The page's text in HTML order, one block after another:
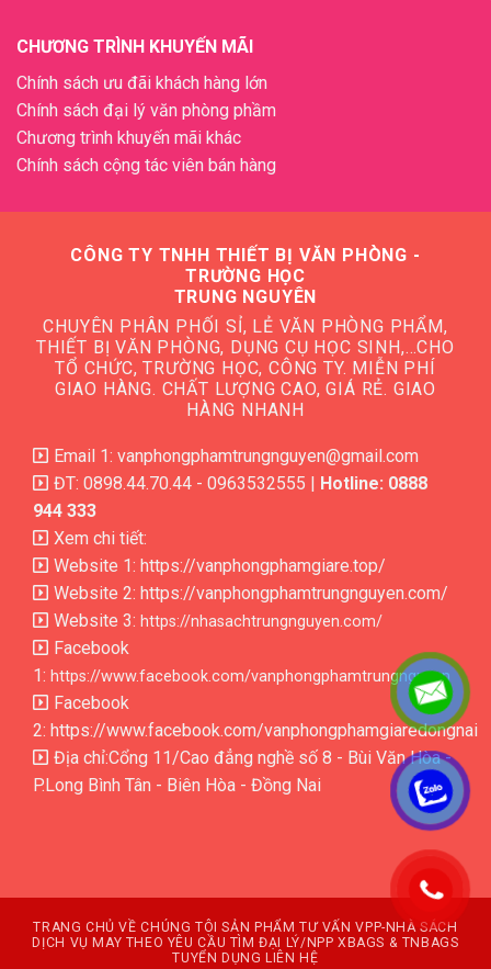
CHƯƠNG TRÌNH KHUYẾN MÃI
Chính sách ưu đãi khách hàng lớn
Chính sách đại lý văn phòng phầm
Chương trình khuyến mãi khác
Chính sách cộng tác viên bán hàng
CÔNG TY TNHH THIẾT BỊ VĂN PHÒNG -
TRƯỜNG HỌC
TRUNG NGUYÊN
CHUYÊN PHÂN PHỐI SỈ, LẺ VĂN PHÒNG PHẨM,
THIẾT BỊ VĂN PHÒNG, DỤNG CỤ HỌC SINH,…CHO
TỔ CHỨC, TRƯỜNG HỌC, CÔNG TY. MIỄN PHÍ
GIAO HÀNG. CHẤT LƯỢNG CAO, GIÁ RẺ. GIAO
HÀNG NHANH
Email 1: vanphongphamtrungnguyen@gmail.com
ĐT: 0898.44.70.44 - 0963532555 |
Hotline: 0888
944 333
Xem chi tiết:
Website 1: https://vanphongphamgiare.top/
Website 2: https://vanphongphamtrungnguyen.com/
Website 3: https://nhasachtrungnguyen.com/
Facebook
1: https://www.facebook.com/vanphongphamtrungnguyen
Facebook
2: https://www.facebook.com/vanphongphamgiaredongnai
Địa chỉ:Cổng 11/Cao đẳng nghề số 8 - Bùi Văn Hòa -
P.Long Bình Tân - Biên Hòa - Đồng Nai
TRANG CHỦ VỀ CHÚNG TÔI SẢN PHẨM TƯ VẤN VPP-NHÀ SÁCH
DỊCH VỤ MAY THEO YÊU CẦU TÌM ĐẠI LÝ/NPP XBAGS & TNBAGS
TUYỂN DỤNG LIÊN HỆ
.
.